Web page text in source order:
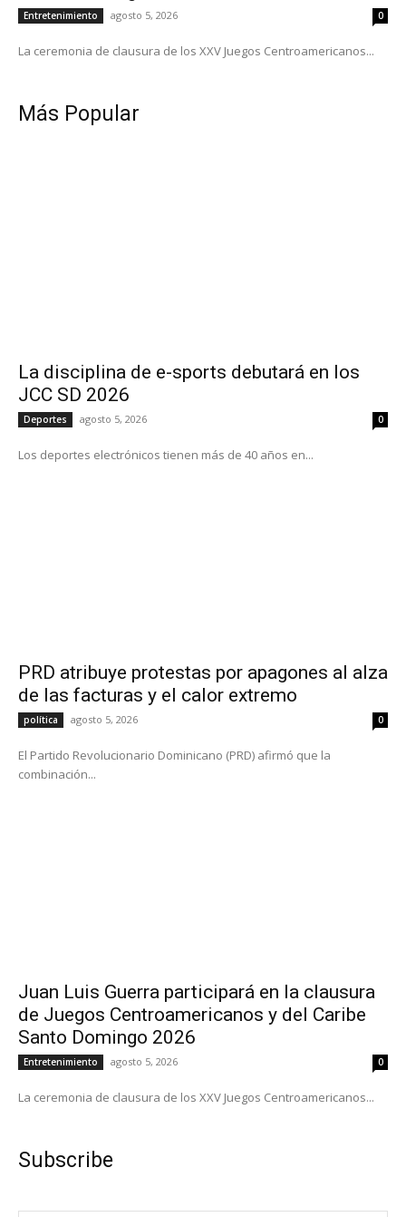
Entretenimiento agosto 5, 2026 0
La ceremonia de clausura de los XXV Juegos Centroamericanos...
Más Popular
La disciplina de e-sports debutará en los
JCC SD 2026
Deportes agosto 5, 2026 0
Los deportes electrónicos tienen más de 40 años en...
PRD atribuye protestas por apagones al alza
de las facturas y el calor extremo
política agosto 5, 2026 0
El Partido Revolucionario Dominicano (PRD) afirmó que la
combinación...
Juan Luis Guerra participará en la clausura
de Juegos Centroamericanos y del Caribe
Santo Domingo 2026
Entretenimiento agosto 5, 2026 0
La ceremonia de clausura de los XXV Juegos Centroamericanos...
Subscribe